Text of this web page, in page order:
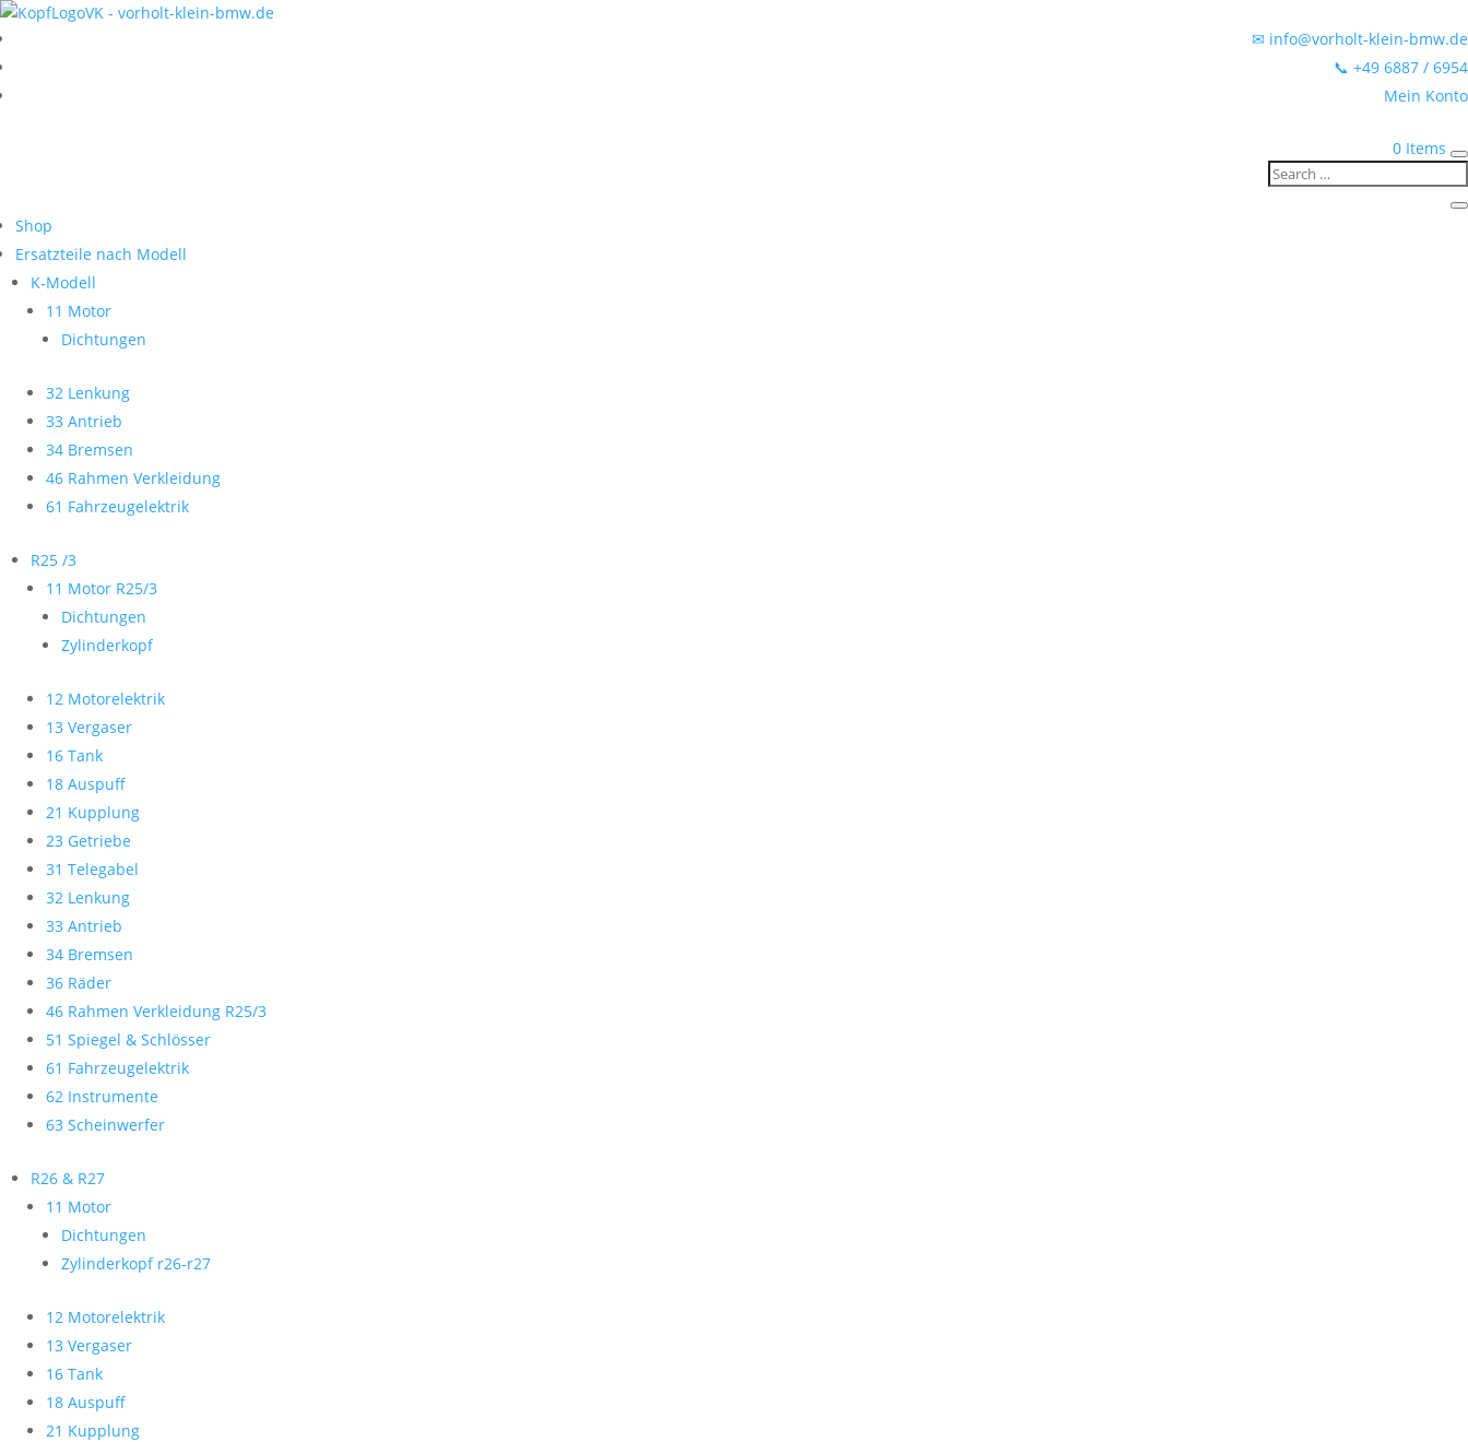
✉ info@vorholt-klein-bmw.de
📞 +49 6887 / 6954
Mein Konto
0 Items
Shop
Ersatzteile nach Modell
K-Modell
11 Motor
Dichtungen
32 Lenkung
33 Antrieb
34 Bremsen
46 Rahmen Verkleidung
61 Fahrzeugelektrik
R25 /3
11 Motor R25/3
Dichtungen
Zylinderkopf
12 Motorelektrik
13 Vergaser
16 Tank
18 Auspuff
21 Kupplung
23 Getriebe
31 Telegabel
32 Lenkung
33 Antrieb
34 Bremsen
36 Räder
46 Rahmen Verkleidung R25/3
51 Spiegel & Schlösser
61 Fahrzeugelektrik
62 Instrumente
63 Scheinwerfer
R26 & R27
11 Motor
Dichtungen
Zylinderkopf r26-r27
12 Motorelektrik
13 Vergaser
16 Tank
18 Auspuff
21 Kupplung